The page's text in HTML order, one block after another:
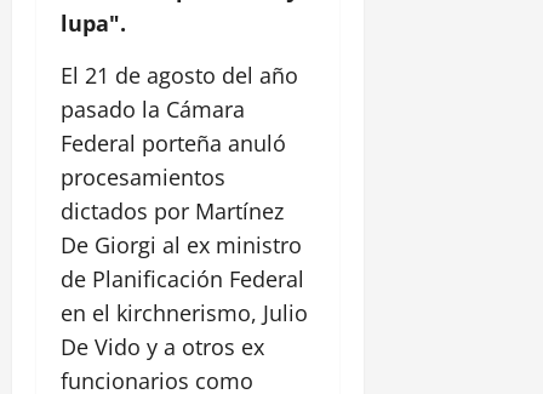
lupa".
El 21 de agosto del año
pasado la Cámara
Federal porteña anuló
procesamientos
dictados por Martínez
De Giorgi al ex ministro
de Planificación Federal
en el kirchnerismo, Julio
De Vido y a otros ex
funcionarios como